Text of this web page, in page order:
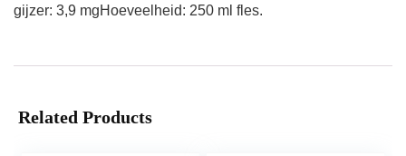
gijzer: 3,9 mgHoeveelheid: 250 ml fles.
Related Products